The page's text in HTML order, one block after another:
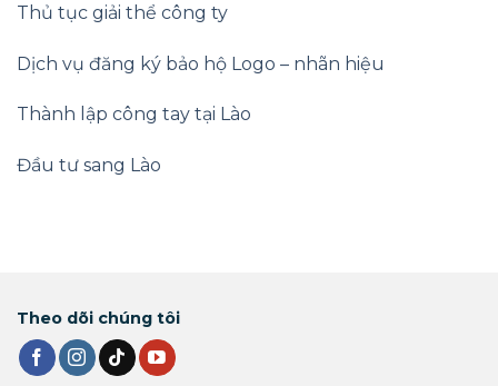
Thủ tục giải thể công ty
Dịch vụ đăng ký bảo hộ Logo – nhãn hiệu
Thành lập công tay tại Lào
Đầu tư sang Lào
Theo dõi chúng tôi